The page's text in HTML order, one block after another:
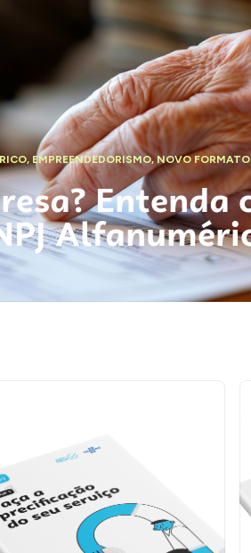
, EMPREENDEDORISMO,NOVO
Entenda